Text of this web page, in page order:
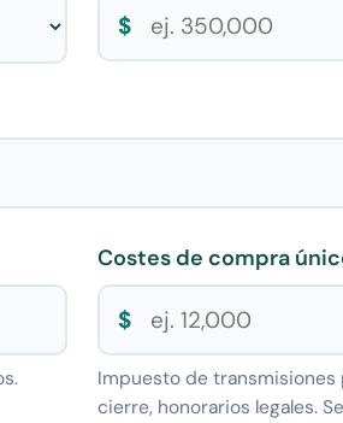
$
Costes de compra
$
Impuesto de transmisiones
cierre, honorarios legales.